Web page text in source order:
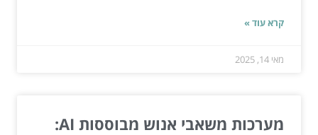
קרא עוד »
מאי 14, 2025
מערכות משאבי אנוש מבוססות AI: